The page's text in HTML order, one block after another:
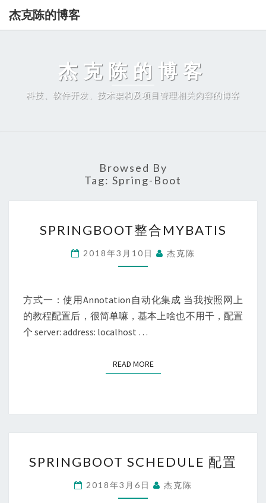
杰克陈的博客
杰克陈的博客
科技、软件开发、技术架构及项目管理相关内容的博客
Browsed By
Tag: Spring-Boot
整
合
MYBATIS
SPRINGBOOT整合MYBATIS
2018年3月10日 杰克陈
方式一：使用Annotation自动化集成 当我按照网上
的教程配置后，很简单嘛，基本上啥也不用干，配置
个 server: address: localhost …
READ MOREREAD MORE
SCHEDULE
配
置
SPRINGBOOT SCHEDULE 配置
2018年3月6日 杰克陈